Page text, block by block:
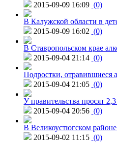
2015-09-09 16:09 (0)
В Калужской области в
2015-09-09 16:02 (0)
В Ставропольском крае
2015-09-04 21:14 (0)
Подростки, отравившиеся
2015-09-04 21:05 (0)
У правительства просят
2015-09-04 20:56 (0)
В Великоустюгском
2015-09-02 11:15 (0)